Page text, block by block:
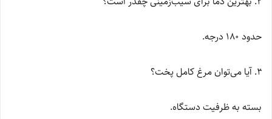
حدود ۱۸۰ درجه.
آیا می‌توان مرغ کامل پخت؟
بسته به ظرفیت دستگاه.